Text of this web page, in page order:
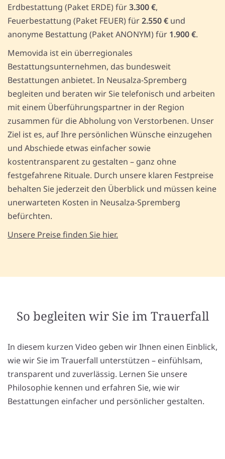
Erdbestattung (Paket ERDE) für3.300 €,
Feuerbestattung (Paket FEUER) für2.550 € und
anonyme Bestattung (Paket ANONYM) für 1.900 €.
Memovida ist ein überregionales
Bestattungsunternehmen, das bundesweit
Bestattungen anbietet. In Neusalza-Spremberg
begleiten und beraten wir Sie telefonisch und arbeiten
mit einem Überführungspartner in der Region
zusammen für die Abholung von Verstorbenen. Unser
Ziel ist es, auf Ihre persönlichen Wünsche einzugehen
und Abschiede etwas einfacher sowie
kostentransparent zu gestalten – ganz ohne
festgefahrene Rituale. Durch unsere klaren Festpreise
behalten Sie jederzeit den Überblick und müssen keine
unerwarteten Kosten in Neusalza-Spremberg
befürchten.
Unsere Preise finden Sie hier.
So begleiten wir Sie im Trauerfall
In diesem kurzen Video geben wir Ihnen einen Einblick,
wie wir Sie im Trauerfall unterstützen – einfühlsam,
transparent und zuverlässig. Lernen Sie unsere
Philosophie kennen und erfahren Sie, wie wir
Bestattungen einfacher und persönlicher gestalten.